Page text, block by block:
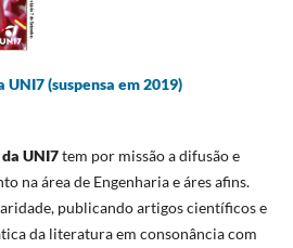
(suspensa em 2019)
UNI7tem por missão a difusão e
na área de Engenharia e áres afins.
publicando artigos científicos e
da literatura em consonância com